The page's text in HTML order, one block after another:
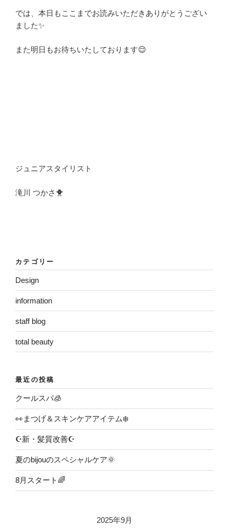
では、本日もここまでお読みいただきありがとうござい
ました✨
また明日もお待ちいたしております😌
ジュニアスタイリスト
滝川 つかさ🐥
カテゴリー
Design
information
staff blog
total beauty
最近の投稿
クールスパ🧊
👀まつげ＆スキンケアアイテム❄️
☪️新・髪質改善☪️
夏のbijouのスペシャルケア🌞
8月スタート🌈
2025年9月